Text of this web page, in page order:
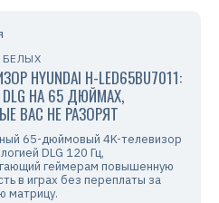
HYUNDAI H-LED65BU7011:
НА 65 ДЮЙМАХ,
ВАС НЕ РАЗОРЯТ
65-дюймовый 4K-телевизор
DLG 120 Гц,
геймерам повышенную
в играх без переплаты за
матрицу.